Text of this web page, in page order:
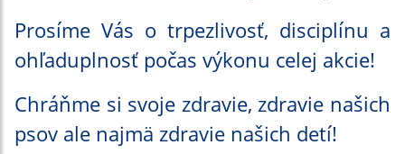
Prosíme Vás o trpezlivosť, disciplínu a
ohľaduplnosť počas výkonu celej akcie!
Chráňme si svoje zdravie, zdravie našich
psov ale najmä zdravie našich detí!